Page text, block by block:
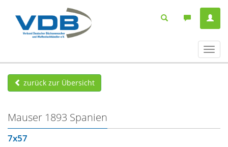
ein-/
zurück zur Übersicht
Mauser 1893 Spanien
7x57